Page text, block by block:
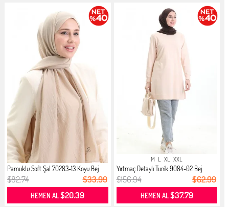
Pamuklu Soft Şal 70283-13 Koyu Bej
$82.74 $33.99
HEMEN AL$20.39
M L XL XXL
Yırtmaç Detaylı Tunik 9084-02 Bej
$156.94 $62.99
HEMEN AL$37.79